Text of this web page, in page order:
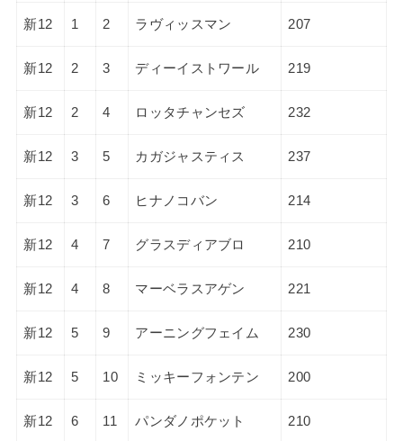
新12 1 2 ラヴィッスマン 207
新12 2 3 ディーイストワール 219
新12 2 4 ロッタチャンセズ 232
新12 3 5 カガジャスティス 237
新12 3 6 ヒナノコバン 214
新12 4 7 グラスディアブロ 210
新12 4 8 マーベラスアゲン 221
新12 5 9 アーニングフェイム 230
新12 5 10 ミッキーフォンテン 200
新12 6 11 パンダノポケット 210